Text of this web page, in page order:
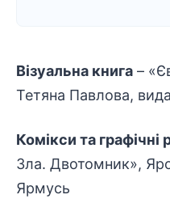
Візуальна книга –
Тетяна Павлова,
Комікси та графічні
Зла. Двотомник»,
Ярмусь